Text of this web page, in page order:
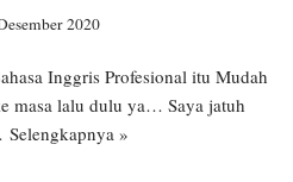
2020
Inggris Profesional itu Mudah
masa lalu dulu ya… Saya jatuh
Selengkapnya »